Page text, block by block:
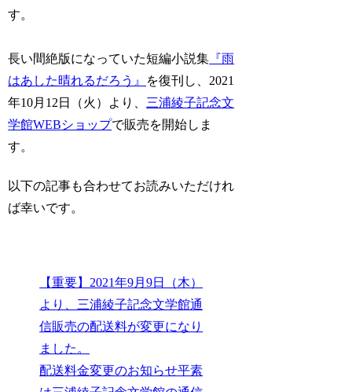
す。
長い間絶版になっていた短編小説集 『雨
はあした晴れるだろう』
を復刊し、2021
年10月12日（火）より、 三浦綾子記念文
学館WEBショップで販売を開始しま
す。
以下の記事も合わせてお読みいただけれ
ば幸いです。
【重要】2021年9月9日（木）
より、三浦綾子記念文学館通
信販売の配送料が変更になり
ました。
配送料金変更のお知らせ平素